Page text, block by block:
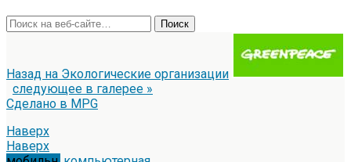
Назад на Экологические организации
следующее в галерее »
Сделано в MPG
Наверх
Наверх